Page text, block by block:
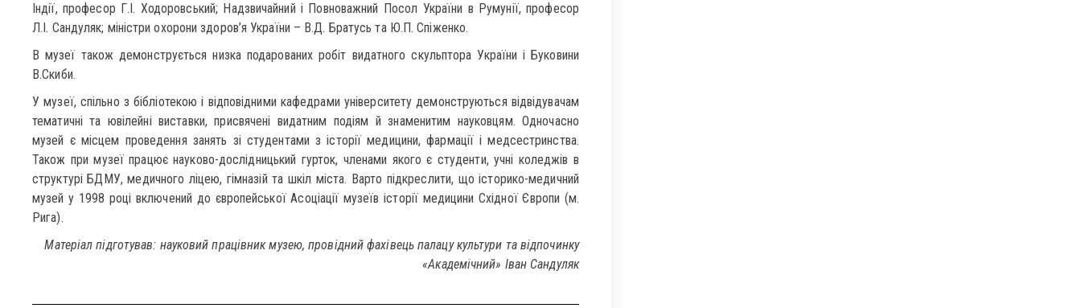
Індії, професор Г.І. Ходоровський; Надзвичайний і Повноважний Посол України в Румунії, професор
Л.І. Сандуляк; міністри охорони здоров’я України – В.Д. Братусь та Ю.П. Спіженко.
В музеї також демонструється низка подарованих робіт видатного скульптора України і Буковини
В.Скиби.
У музеї, спільно з бібліотекою і відповідними кафедрами університету демонструються відвідувачам
тематичні та ювілейні виставки, присвячені видатним подіям й знаменитим науковцям. Одночасно
музей є місцем проведення занять зі студентами з історії медицини, фармації і медсестринства.
Також при музеї працює науково-дослідницький гурток, членами якого є студенти, учні коледжів в
структурі БДМУ, медичного ліцею, гімназій та шкіл міста. Варто підкреслити, що історико-медичний
музей у 1998 році включений до європейської Асоціації музеїв історії медицини Східної Європи (м.
Рига).
Матеріал підготував: науковий працівник музею, провідний фахівець палацу культури та відпочинку
«Академічний» Іван Сандуляк